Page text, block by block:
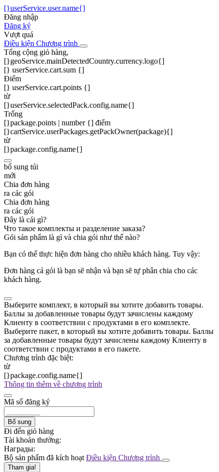
[}userService.user.name{]
Đăng nhập
Đăng ký
Vượt quá
Điều kiện Chương trình
Tổng cộng giỏ hàng,
[}geoService.mainDetectedCountry.currency.logo{]
[} userService.cart.sum {]
Điểm
[} userService.cart.points {]
từ
[}userService.selectedPack.config.name{]
Trống
[}package.points | number {] điểm
[}cartService.userPackages.getPackOwner(package){]
từ
[}package.config.name{]
bổ sung túi
mới
Chia đơn hàng
ra các gói
Chia đơn hàng
ra các gói
Đây là cái gì?
Что такое комплекты и разделение заказа?
Gói sản phẩm là gì và chia gói như thế nào?
Bạn có thể thực hiện đơn hàng cho nhiều khách hàng. Tuy vậy:
Đơn hàng cả gói là bạn sẽ nhận và bạn sẽ tự phân chia cho các
khách hàng.
Выберите комплект, в который вы хотите добавить товары.
Баллы за добавленные товары будут зачислены каждому
Клиенту в соответствии с продуктами в его комплекте.
Выберите пакет, в который вы хотите добавить товары. Баллы
за добавленные товары будут зачислены каждому Клиенту в
соответствии с продуктами в его пакете.
Chương trình đặc biệt:
từ
[}package.config.name{]
Thông tin thêm về chương trình
Mã số đăng ký
Bổ sung
Đi đến giỏ hàng
Tài khoản thưởng:
Hаграды:
Bộ sản phẩm đã kích hoạt Điều kiện Chương trình
Tham gia!